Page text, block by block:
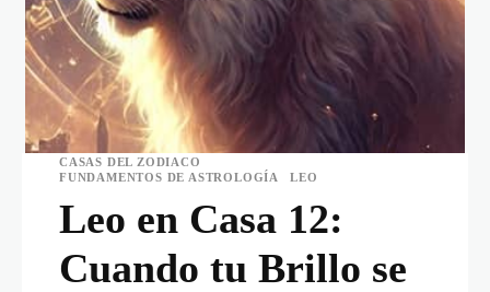
CASAS DEL ZODIACO
FUNDAMENTOS DE ASTROLOGÍA
LEO
Leo en Casa 12:
Cuando tu Brillo se